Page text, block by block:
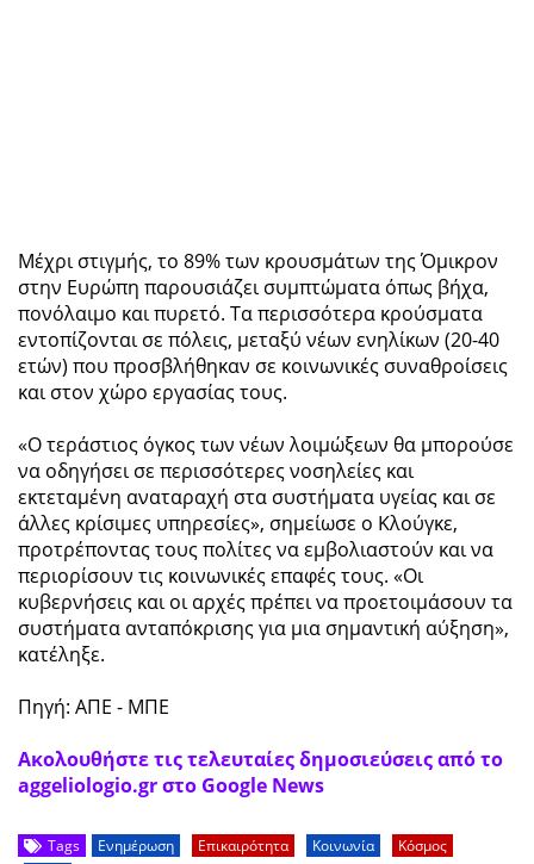
Μέχρι στιγμής, το 89% των κρουσμάτων της Όμικρον
στην Ευρώπη παρουσιάζει συμπτώματα όπως βήχα,
πονόλαιμο και πυρετό. Τα περισσότερα κρούσματα
εντοπίζονται σε πόλεις, μεταξύ νέων ενηλίκων (20-40
ετών) που προσβλήθηκαν σε κοινωνικές συναθροίσεις
και στον χώρο εργασίας τους.
«Ο τεράστιος όγκος των νέων λοιμώξεων θα μπορούσε
να οδηγήσει σε περισσότερες νοσηλείες και
εκτεταμένη αναταραχή στα συστήματα υγείας και σε
άλλες κρίσιμες υπηρεσίες», σημείωσε ο Κλούγκε,
προτρέποντας τους πολίτες να εμβολιαστούν και να
περιορίσουν τις κοινωνικές επαφές τους. «Οι
κυβερνήσεις και οι αρχές πρέπει να προετοιμάσουν τα
συστήματα ανταπόκρισης για μια σημαντική αύξηση»,
κατέληξε.
Πηγή: ΑΠΕ - ΜΠΕ
Ακολουθήστε τις τελευταίες δημοσιεύσεις από το
aggeliologio.gr στο Google News
Tags Ενημέρωση Επικαιρότητα Κοινωνία
Κόσμος